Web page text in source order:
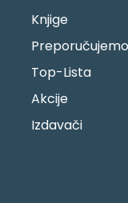
Knjige
Preporučujemo
Top-Lista
Akcije
Izdavači